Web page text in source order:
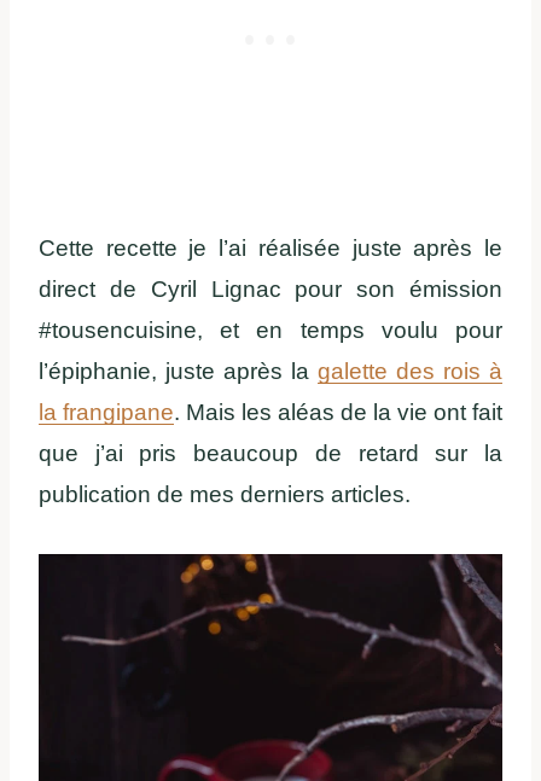
Cette recette je l’ai réalisée juste après le
direct de Cyril Lignac pour son émission
#tousencuisine, et en temps voulu pour
l’épiphanie, juste après la galette des rois à
la frangipane. Mais les aléas de la vie ont fait
que j’ai pris beaucoup de retard sur la
publication de mes derniers articles.